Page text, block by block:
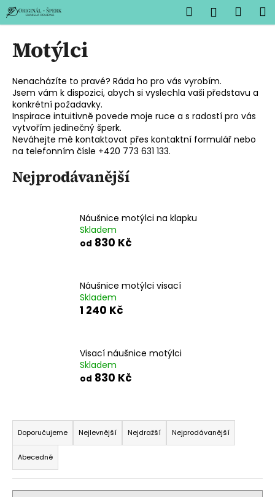
Přejít
na
obsah
Hledat
Motýlci
Nenacházíte to pravé? Ráda ho pro vás vyrobím.
Jsem vám k dispozici, abych si vyslechla vaši představu a
konkrétní požadavky.
Inspirace intuitivně povede moje ruce a s radostí pro vás
vytvořím jedinečný šperk.
Neváhejte mě kontaktovat přes kontaktní formulář nebo
na telefonním čísle +420 773 631 133.
Nejprodávanější
Náušnice motýlci na klapku
Skladem
od 830 Kč
Náušnice motýlci visací
Skladem
1 240 Kč
Visací náušnice motýlci
Skladem
od 830 Kč
Ř
a
z
e
n
Doporučujeme Nejlevnější Nejdražší Nejprodávanější
Abecedně
K
o
o
p
o
t
ř
b
HLEDAT
D